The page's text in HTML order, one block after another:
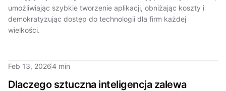
umożliwiając szybkie tworzenie aplikacji, obniżając koszty i
demokratyzując dostęp do technologii dla firm każdej
wielkości.
Feb 13, 20264 min
Dlaczego sztuczna inteligencja zalewa